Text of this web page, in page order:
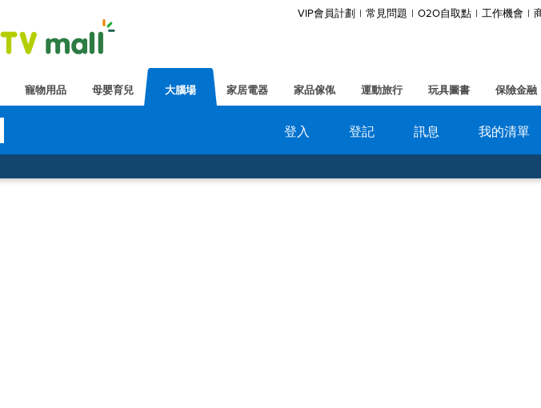
VIP會員計劃 常見問題 O2O自取點 工作機會
寵物用品 母嬰育兒 大腦場 家居電器 家品傢俬 運動旅行 玩具圖書 保險金融
登入 登記 訊息 我的清單